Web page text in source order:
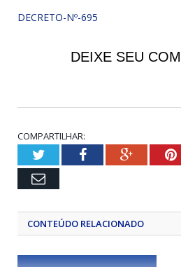
DECRETO-Nº-695
DEIXE SEU
COMPARTILHAR:
TwitterFacebookGoogle+
Email
CONTEÚDO RELACIONADO